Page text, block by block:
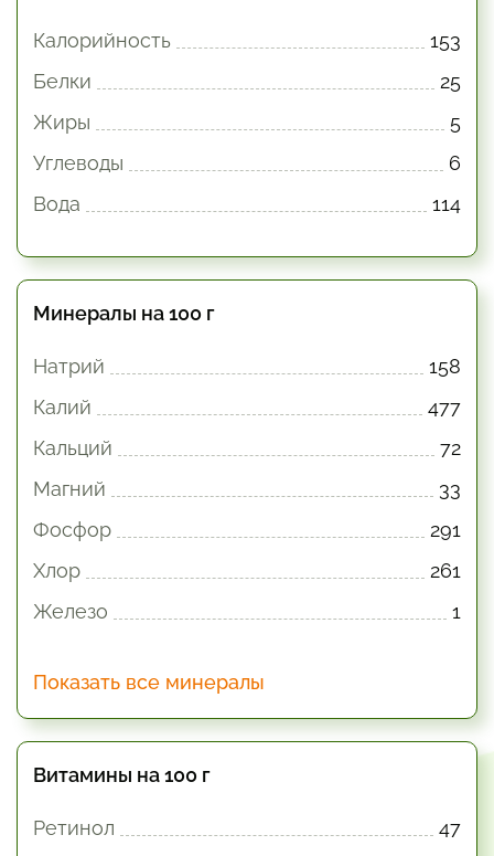
Калорийность
153
Белки
25
Жиры
5
Углеводы
6
Вода
114
Минералы на 100 г
Натрий
158
Калий
477
Кальций
72
Магний
33
Фосфор
291
Хлор
261
Железо
1
Показать все минералы
Витамины на 100 г
Ретинол
47